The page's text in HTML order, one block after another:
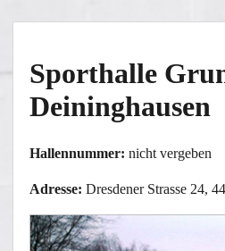
Sporthalle
Deininghausen
Hallennummer: nicht vergeben
Adresse: Dresdener Strasse 24,